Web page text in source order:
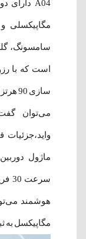
سازی 90 هرتز کار می‌کند.
می‌توان
مگاپیکسل به